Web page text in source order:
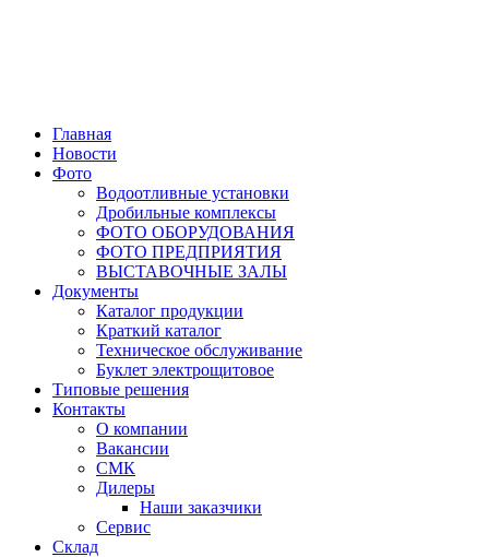
Главная
Новости
Фото
Водоотливные установки
Дробильные комплексы
ФОТО ОБОРУДОВАНИЯ
ФОТО ПРЕДПРИЯТИЯ
ВЫСТАВОЧНЫЕ ЗАЛЫ
Документы
Каталог продукции
Краткий каталог
Техническое обслуживание
Буклет электрощитовое
Типовые решения
Контакты
О компании
Вакансии
СМК
Дилеры
Наши заказчики
Сервис
Склад